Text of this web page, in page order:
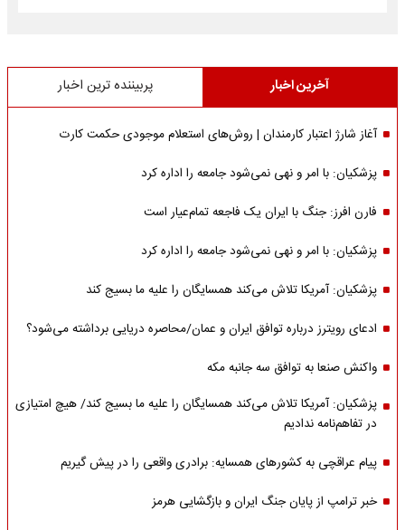
آخرین اخبار پربیننده ترین اخبار
آغاز شارژ اعتبار کارمندان | روش‌های استعلام موجودی حکمت کارت
پزشکیان: با امر و نهی نمی‌شود جامعه را اداره کرد
فارن افرز: جنگ با ایران یک فاجعه تمام‌عیار است
پزشکیان: با امر و نهی نمی‌شود جامعه را اداره کرد
پزشکیان: آمریکا تلاش می‌کند همسایگان را علیه ما بسیج کند
ادعای رویترز درباره توافق ایران و عمان/محاصره دریایی برداشته می‌شود؟
واکنش صنعا به توافق سه جانبه مکه
پزشکیان: آمریکا تلاش می‌کند همسایگان را علیه ما بسیج کند/ هیچ امتیازی
در تفاهم‌نامه ندادیم
پیام عراقچی به کشورهای همسایه: برادری واقعی را در پیش گیریم
خبر ترامپ از پایان جنگ ایران و بازگشایی هرمز